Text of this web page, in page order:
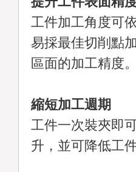
工件加工角度可
易採最佳切削點
區面的加工精度
縮短加工週期
工件一次裝夾即
升，並可降低工